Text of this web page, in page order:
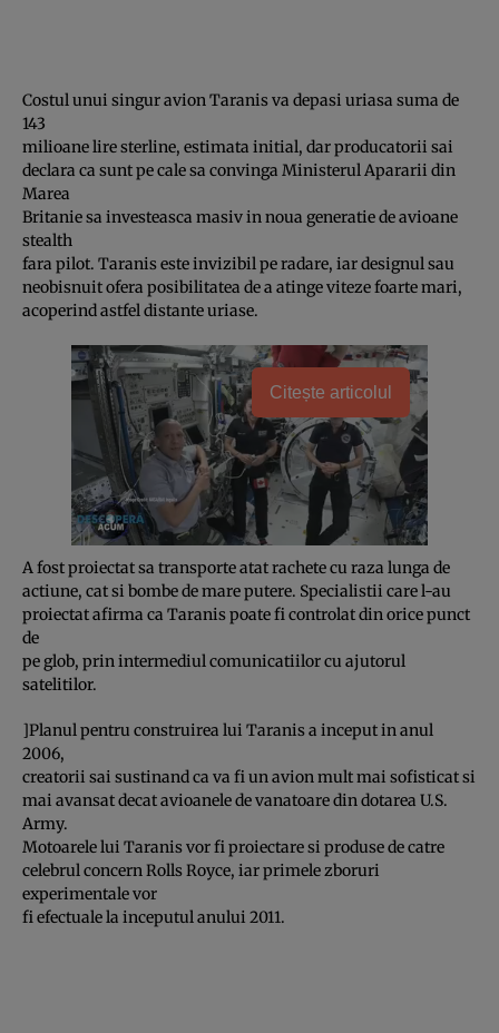
Costul unui singur avion Taranis va depasi uriasa suma de
143
milioane lire sterline, estimata initial, dar producatorii sai
declara ca sunt pe cale sa convinga Ministerul Apararii din
Marea
Britanie sa investeasca masiv in noua generatie de avioane
stealth
fara pilot. Taranis este invizibil pe radare, iar designul sau
neobisnuit ofera posibilitatea de a atinge viteze foarte mari,
acoperind astfel distante uriase.
Citește articolul
A fost proiectat sa transporte atat rachete cu raza lunga de
actiune, cat si bombe de mare putere. Specialistii care l-au
proiectat afirma ca Taranis poate fi controlat din orice punct
de
pe glob, prin intermediul comunicatiilor cu ajutorul
satelitilor.
]Planul pentru construirea lui Taranis a inceput in anul
2006,
creatorii sai sustinand ca va fi un avion mult mai sofisticat si
mai avansat decat avioanele de vanatoare din dotarea U.S.
Army.
Motoarele lui Taranis vor fi proiectare si produse de catre
celebrul concern Rolls Royce, iar primele zboruri
experimentale vor
fi efectuale la inceputul anului 2011.